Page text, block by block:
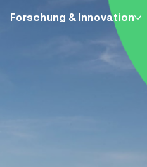
Forschung & Innovation